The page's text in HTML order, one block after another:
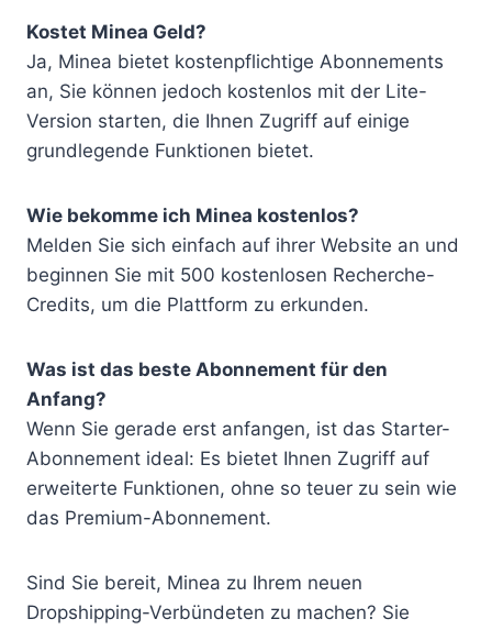
Kostet Minea Geld?
Ja, Minea bietet kostenpflichtige Abonnements
an, Sie können jedoch kostenlos mit der Lite-
Version starten, die Ihnen Zugriff auf einige
grundlegende Funktionen bietet.
Wie bekomme ich Minea kostenlos?
Melden Sie sich einfach auf ihrer Website an und
beginnen Sie mit 500 kostenlosen Recherche-
Credits, um die Plattform zu erkunden.
Was ist das beste Abonnement für den
Anfang?
Wenn Sie gerade erst anfangen, ist das Starter-
Abonnement ideal: Es bietet Ihnen Zugriff auf
erweiterte Funktionen, ohne so teuer zu sein wie
das Premium-Abonnement.
Sind Sie bereit, Minea zu Ihrem neuen
Dropshipping-Verbündeten zu machen? Sie